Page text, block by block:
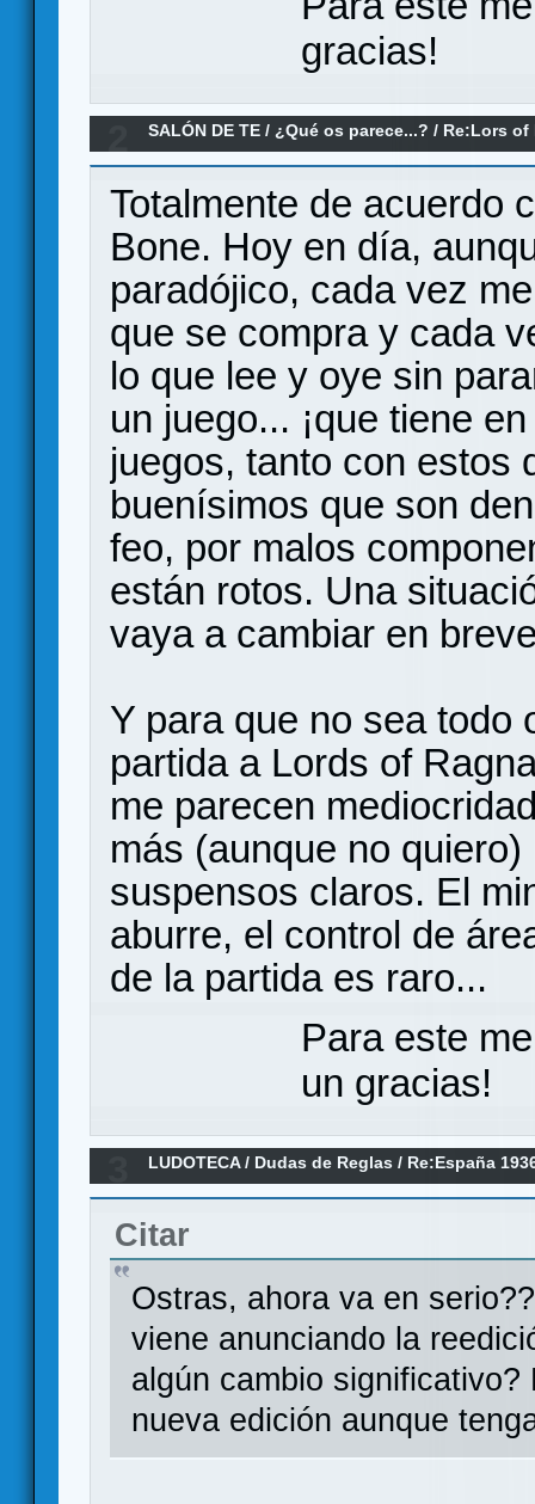
gracias!
SALÓN DE TE /¿Qué os parece...? / Re:Lors of
parece ?
Totalmente de acuerdo
Bone. Hoy en día,
paradójico, cada vez
que se compra y cada
lo que lee y oye sin
un juego... ¡que tiene
juegos, tanto con estos
buenísimos que son
feo, por malos
están rotos. Una
vaya a cambiar en
Y para que no sea todo
partida a Lords of
me parecen
más (aunque no
suspensos claros. El
aburre, el control de
de la partida es raro...
Para este
un gracias!
LUDOTECA/ Dudas de Reglas / Re:España
Citar
Ostras, ahora va en
viene anunciando la
algún cambio
nueva edición aunque